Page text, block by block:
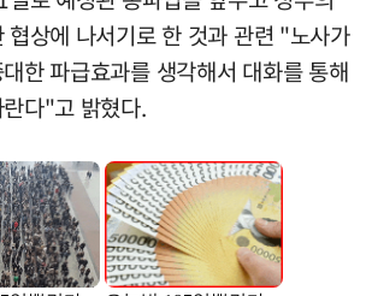
협상에 나서기로 한 것과 관련 "노사가
한 파급효과를 생각해서 대화를 통해
다"고 밝혔다.